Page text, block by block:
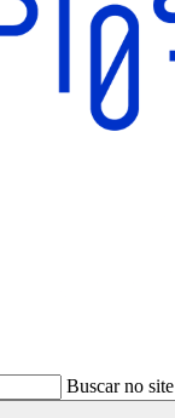
Buscar no site